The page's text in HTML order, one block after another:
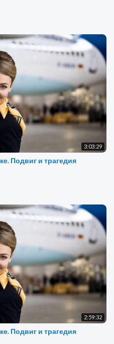
3:03:29
Подвиг и трагедия
2:59:32
Подвиг и трагедия